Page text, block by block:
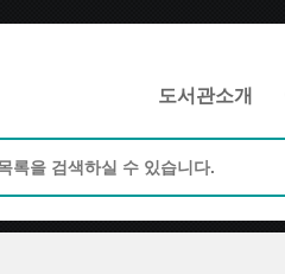
도서관소개